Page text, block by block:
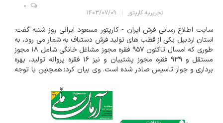
تحریریه کارپتور ۱۴۰۳/۰۷/۰۹
0
سایت اطلاع رسانی فرش ایران - کارپتور مسعود ایرانی روز شنبه گفت:
استان اردبیل یکی از قطب های تولید فرش دستباف به شمار می رود، به
طوری که امسال تاکنون ۹۵۷ فقره مجوز مشاغل خانگی شامل ۱۸ مجوز
مستقل و ۹۳۹ فقره مجوز پشتیبان و نیز ۱۶ فقره پروانه تولید، بهره
برداری و جواز تاسیس صادر شده است. وی بیان کرد: همچنین با توجه